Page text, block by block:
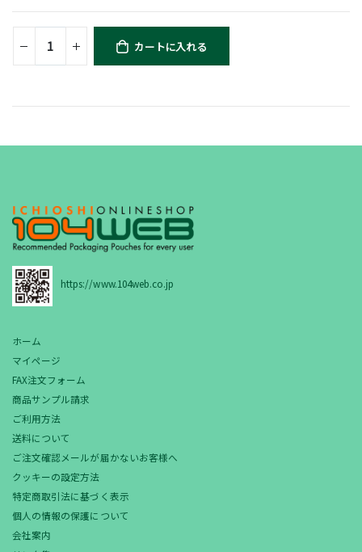
カートに入れる
https://www.104web.co.jp
ホーム
マイページ
FAX注文フォーム
商品サンプル請求
ご利用方法
送料について
ご注文確認メールが届かないお客様へ
クッキーの設定方法
特定商取引法に基づく表示
個人の情報の保護について
会社案内